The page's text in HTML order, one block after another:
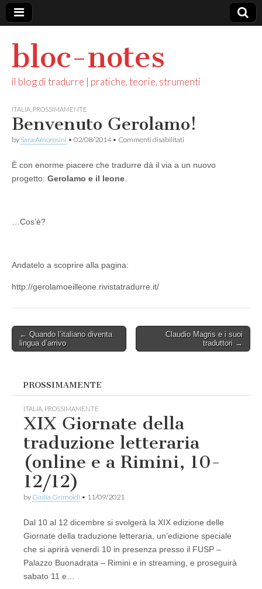
bloc-notes
il blog di tradurre | pratiche, teorie, strumenti
ITALIA PROSSIMAMENTE
Benvenuto Gerolamo!
by Sara Amorosini • 02/08/2014• Commenti disabilitati
È con enorme piacere che tradurre dà il via a un nuovo
progetto: Gerolamo e il leone
…Cos’è?
Andatelo a scoprire alla pagina:
http://gerolamoeilleone.rivistatradurre.it/
Post
navigation
← Quando l’italiano diventa
lingua d’arrivo
Claudio Magris e i suoi
traduttori →
PROSSIMAMENTE
ITALIA PROSSIMAMENTE
XIX Giornate della
traduzione letteraria
(online e a Rimini, 10-
12/12)
by Giulia Grimoldi • 11/09/2021
Dal 10 al 12 dicembre si svolgerà la XIX edizione delle
Giornate della traduzione letteraria, un’edizione speciale
che si aprirà venerdì 10 in presenza presso il FUSP –
Palazzo Buonadrata – Rimini e in streaming, e proseguirà
sabato 11 e…